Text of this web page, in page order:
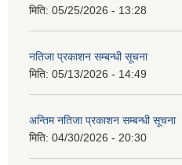
मिति: 05/25/2026 - 13:28
नतिजा प्रकाशन सम्बन्धी सूचना
मिति: 05/13/2026 - 14:49
अन्तिम नतिजा प्रकाशन सम्बन्धी सूचना
मिति: 04/30/2026 - 20:30